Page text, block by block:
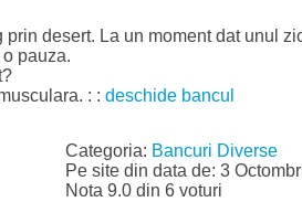
prin desert. La un moment dat unul
pauza.
: : deschide bancul
Categoria: Bancuri Diverse
Pe site din data de: 3
Nota 9.0 din 6 voturi